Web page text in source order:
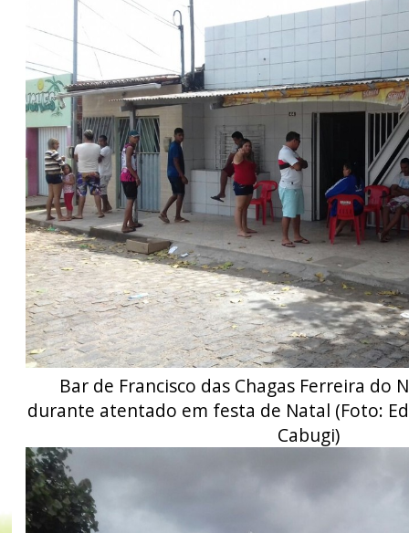
Bar de Francisco das Chagas Ferreira do
durante atentado em festa de Natal (Foto:
Cabugi)